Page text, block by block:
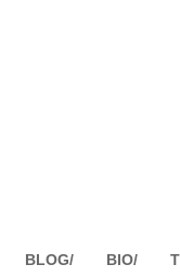
BLOG/ BIO/